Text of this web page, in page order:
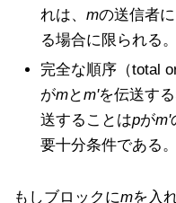
れは、 mの送信者
る場合に限られる。
完全な順序（total
がmとm'を伝送する
送することはpがm'
要十分条件である。
もしブロックにmを入